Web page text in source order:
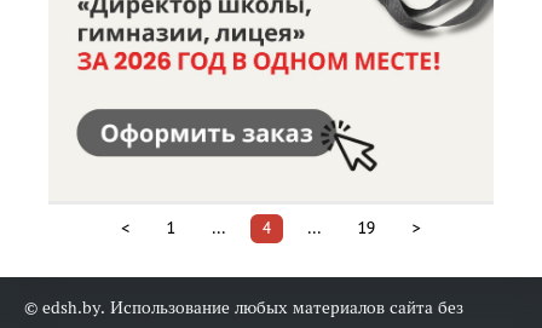
< 1 ... 4 ... 19 >
© edsh.by. Использование любых материалов сайта без